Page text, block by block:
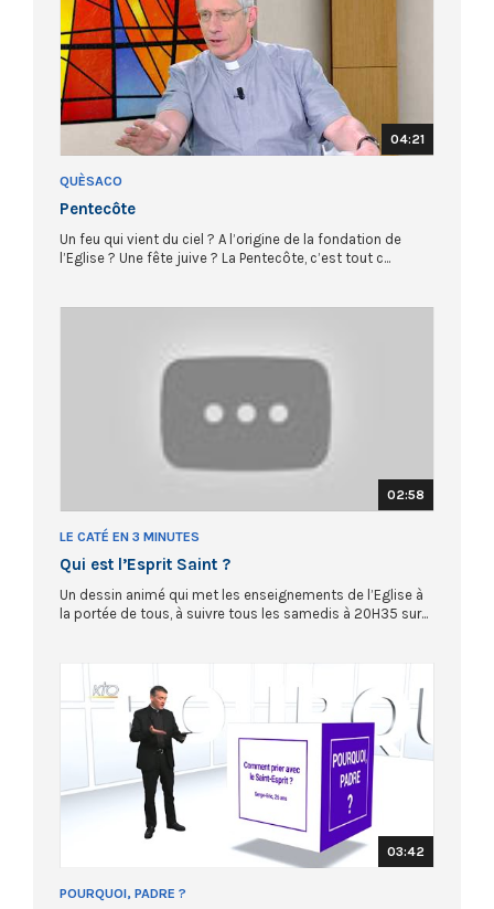
04:21
QUÈSACO
Pentecôte
Un feu qui vient du ciel ? A l’origine de la fondation de
l’Eglise ? Une fête juive ? La Pentecôte, c’est tout c...
02:58
LE CATÉ EN 3 MINUTES
Qui est l’Esprit Saint ?
Un dessin animé qui met les enseignements de l’Eglise à
la portée de tous, à suivre tous les samedis à 20H35 sur...
03:42
POURQUOI, PADRE ?